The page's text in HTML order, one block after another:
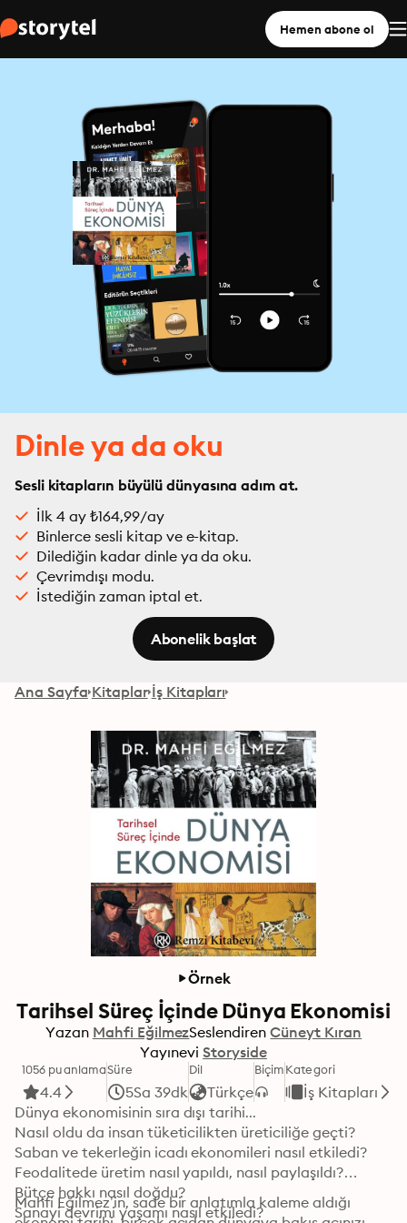
Hemen abone ol
Dinle ya da oku
Sesli kitapların büyülü dünyasına adım at.
İlk 4 ay ₺164,99/ay
Binlerce sesli kitap ve e-kitap.
Dilediğin kadar dinle ya da oku.
Çevrimdışı modu.
İstediğin zaman iptal et.
Abonelik başlat
Ana Sayfa Kitaplar İş Kitapları
Örnek
Tarihsel Süreç İçinde Dünya Ekonomisi
Yazan Mahfi EğilmezSeslendiren Cüneyt Kıran
Yayınevi Storyside
1056 puanlama
4.4
Süre
5Sa 39dk
Dil
Türkçe
BiçimKategori
İş Kitapları
Dünya ekonomisinin sıra dışı tarihi...
Nasıl oldu da insan tüketicilikten üreticiliğe geçti?
Saban ve tekerleğin icadı ekonomileri nasıl etkiledi?
Feodalitede üretim nasıl yapıldı, nasıl paylaşıldı?
Bütçe hakkı nasıl doğdu?
Sanayi devrimi yaşamı nasıl etkiledi?
Mahfi Eğilmez’in, sade bir anlatımla kaleme aldığı